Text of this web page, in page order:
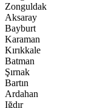
Zonguldak
Aksaray
Bayburt
Karaman
Kırıkkale
Batman
Şırnak
Bartın
Ardahan
Iğdır